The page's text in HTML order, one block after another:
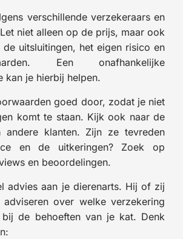
verschillende verzekeraars en
niet alleen op de prijs, maar ook
uitsluitingen, het eigen risico en
Een onafhankelijke
kan je hierbij helpen.
goed door, zodat je niet
komt te staan. Kijk ook naar de
andere klanten. Zijn ze tevreden
en de uitkeringen? Zoek op
en beoordelingen.
advies aan je dierenarts. Hij of zij
over welke verzekering
de behoeften van je kat. Denk